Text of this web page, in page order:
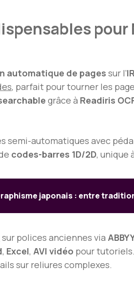
pour
automatique de pages sur l’
, parfait pour tourner les
grâce à Readiris
semi-automatiques avec
codes-barres 1D/2D, unique
japonais : entre
sur polices anciennes via
, Excel, AVI vidéo pour tutoriels.
sur reliures complexes.